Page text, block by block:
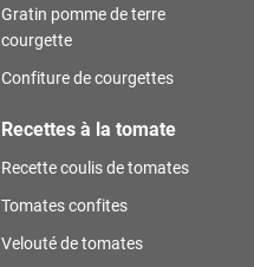
Gratin pomme de terre
courgette
Confiture de courgettes
Recettes à la tomate
Recette coulis de tomates
Tomates confites
Velouté de tomates